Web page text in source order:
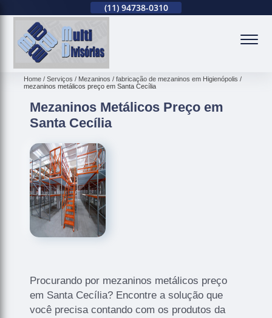
(11) 94738-0310
Home Serviços Mezaninos
fabricação de mezaninos em Higienópolis
mezaninos metálicos preço em Santa Cecília
Mezaninos Metálicos Preço em
Santa Cecília
Procurando por mezaninos metálicos preço
em Santa Cecília? Encontre a solução que
você precisa contando com os produtos da